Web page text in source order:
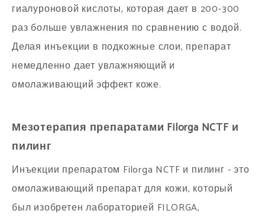
гиалуроновой кислоты, которая дает в 200-300
раз больше увлажнения по сравнению с водой.
Делая инъекции в подкожные слои, препарат
немедленно дает увлажняющий и
омолаживающий эффект коже.
Мезотерапия препаратами Filorga NCTF и
пилинг
Инъекции препаратом Filorga NCTF и пилинг - это
омолаживающий препарат для кожи, который
был изобретен лабораторией FILORGA,